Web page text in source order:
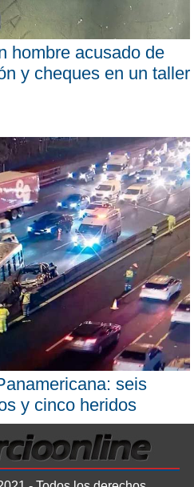
hombre acusado de
y cheques en un taller
seis
y cinco heridos